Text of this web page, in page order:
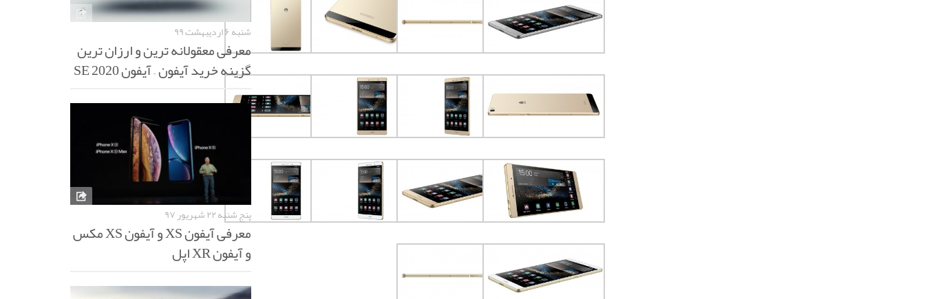
شنبه ۶ اردیبهشت ۹۹
معرفی معقولانه ترین و ارزان ترین
گزینه خرید آیفون – آیفون SE 2020
پنج شنبه ۲۲ شهریور ۹۷
معرفی آیفون XS و آیفون XS مکس
و آیفون XR اپل